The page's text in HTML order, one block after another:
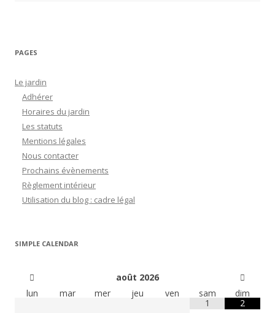
PAGES
Le jardin
Adhérer
Horaires du jardin
Les statuts
Mentions légales
Nous contacter
Prochains évènements
Règlement intérieur
Utilisation du blog : cadre légal
SIMPLE CALENDAR
août 2026
lun
mar mer jeu ven sam
dim
1
2